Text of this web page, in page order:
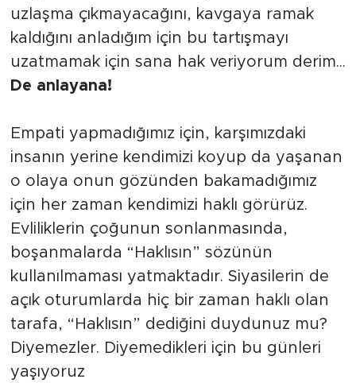
uzlaşma çıkmayacağını, kavgaya ramak
kaldığını anladığım için bu tartışmayı
uzatmamak için sana hak veriyorum derim...
De anlayana!
Empati yapmadığımız için, karşımızdaki
insanın yerine kendimizi koyup da yaşanan
o olaya onun gözünden bakamadığımız
için her zaman kendimizi haklı görürüz.
Evliliklerin çoğunun sonlanmasında,
boşanmalarda “Haklısın” sözünün
kullanılmaması yatmaktadır. Siyasilerin de
açık oturumlarda hiç bir zaman haklı olan
tarafa, “Haklısın” dediğini duydunuz mu?
Diyemezler. Diyemedikleri için bu günleri
yaşıyoruz